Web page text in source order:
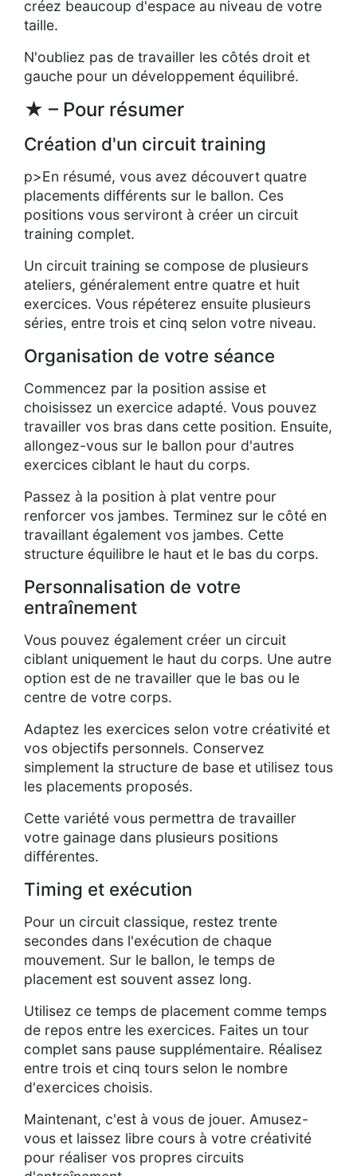
créez beaucoup d'espace au niveau de votre
taille.
N'oubliez pas de travailler les côtés droit et
gauche pour un développement équilibré.
★ – Pour résumer
Création d'un circuit training
p>En résumé, vous avez découvert quatre
placements différents sur le ballon. Ces
positions vous serviront à créer un circuit
training complet.
Un circuit training se compose de plusieurs
ateliers, généralement entre quatre et huit
exercices. Vous répéterez ensuite plusieurs
séries, entre trois et cinq selon votre niveau.
Organisation de votre séance
Commencez par la position assise et
choisissez un exercice adapté. Vous pouvez
travailler vos bras dans cette position. Ensuite,
allongez-vous sur le ballon pour d'autres
exercices ciblant le haut du corps.
Passez à la position à plat ventre pour
renforcer vos jambes. Terminez sur le côté en
travaillant également vos jambes. Cette
structure équilibre le haut et le bas du corps.
Personnalisation de votre
entraînement
Vous pouvez également créer un circuit
ciblant uniquement le haut du corps. Une autre
option est de ne travailler que le bas ou le
centre de votre corps.
Adaptez les exercices selon votre créativité et
vos objectifs personnels. Conservez
simplement la structure de base et utilisez tous
les placements proposés.
Cette variété vous permettra de travailler
votre gainage dans plusieurs positions
différentes.
Timing et exécution
Pour un circuit classique, restez trente
secondes dans l'exécution de chaque
mouvement. Sur le ballon, le temps de
placement est souvent assez long.
Utilisez ce temps de placement comme temps
de repos entre les exercices. Faites un tour
complet sans pause supplémentaire. Réalisez
entre trois et cinq tours selon le nombre
d'exercices choisis.
Maintenant, c'est à vous de jouer. Amusez-
vous et laissez libre cours à votre créativité
pour réaliser vos propres circuits